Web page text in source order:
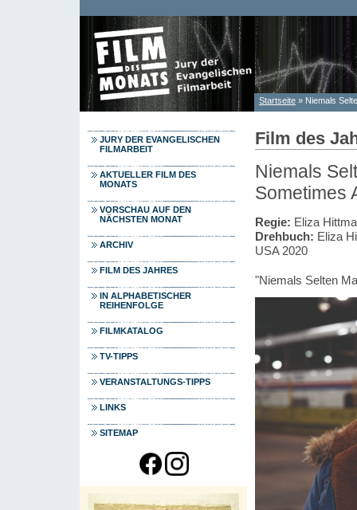
Sie sind hier
Startseite » Niemals
JURY DER EVANGELISCHEN
FILMARBEIT
AKTUELLER FILM DES
MONATS
VORSCHAU AUF DEN
NÄCHSTEN MONAT
ARCHIV
FILM DES JAHRES
IN ALPHABETISCHER
REIHENFOLGE
FILMKATALOG
TV-TIPPS
VERANSTALTUNGS-TIPPS
LINKS
SITEMAP
Film des
Niemals
Sometimes
Regie: Eliza
Drehbuch: Eliza
USA 2020
"Niemals Selten